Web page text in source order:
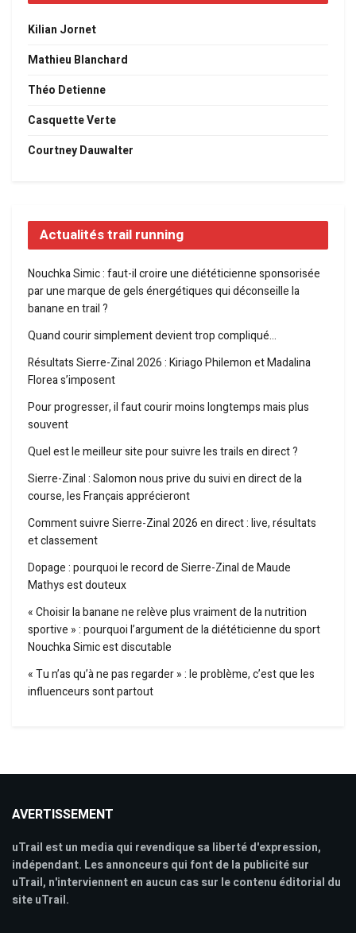
Kilian Jornet
Mathieu Blanchard
Théo Detienne
Casquette Verte
Courtney Dauwalter
Actualités trail running
Nouchka Simic : faut-il croire une diététicienne sponsorisée
par une marque de gels énergétiques qui déconseille la
banane en trail ?
Quand courir simplement devient trop compliqué…
Résultats Sierre-Zinal 2026 : Kiriago Philemon et Madalina
Florea s’imposent
Pour progresser, il faut courir moins longtemps mais plus
souvent
Quel est le meilleur site pour suivre les trails en direct ?
Sierre-Zinal : Salomon nous prive du suivi en direct de la
course, les Français apprécieront
Comment suivre Sierre-Zinal 2026 en direct : live, résultats
et classement
Dopage : pourquoi le record de Sierre-Zinal de Maude
Mathys est douteux
« Choisir la banane ne relève plus vraiment de la nutrition
sportive » : pourquoi l’argument de la diététicienne du sport
Nouchka Simic est discutable
« Tu n’as qu’à ne pas regarder » : le problème, c’est que les
influenceurs sont partout
AVERTISSEMENT
uTrail est un media qui revendique sa liberté d'expression,
indépendant. Les annonceurs qui font de la publicité sur
uTrail, n'interviennent en aucun cas sur le contenu éditorial du
site uTrail.